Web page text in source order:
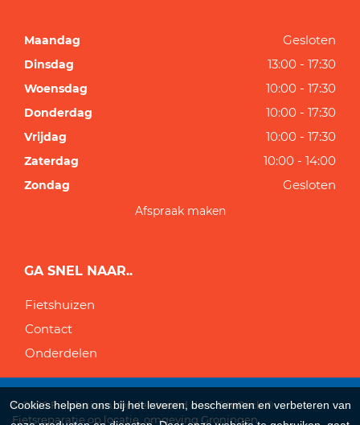
Maandag Gesloten
Dinsdag 13:00 - 17:30
Woensdag 10:00 - 17:30
Donderdag 10:00 - 17:30
Vrijdag 10:00 - 17:30
Zaterdag 10:00 - 14:00
Zondag Gesloten
Afspraak maken
GA SNEL NAAR..
Fietshuizen
Contact
Onderdelen
© 2026 Fietshuizen. Ondersteund doorSitePack ®
Fietsreparatie op locatie, omgeving Groningen
Cookies helpen ons bij het leveren, beschermen en verbeteren van